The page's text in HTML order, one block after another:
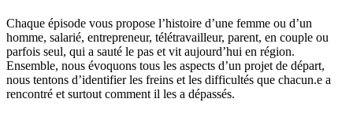
Chaque épisode vous propose l’histoire d’une femme ou d’un
homme, salarié, entrepreneur, télétravailleur, parent, en couple ou
parfois seul, qui a sauté le pas et vit aujourd’hui en région.
Ensemble, nous évoquons tous les aspects d’un projet de départ,
nous tentons d’identifier les freins et les difficultés que chacun.e a
rencontré et surtout comment il les a dépassés.